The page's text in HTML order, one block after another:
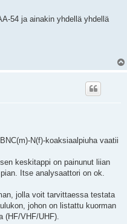
54 ja ainakin yhdellä yhdellä
N(f)-koaksiaalpiuha vaatii
keskitappi on painunut liian
Itse analysaattori on ok.
jolla voit tarvittaessa testata
johon on listattu kuorman
(HF/VHF/UHF).